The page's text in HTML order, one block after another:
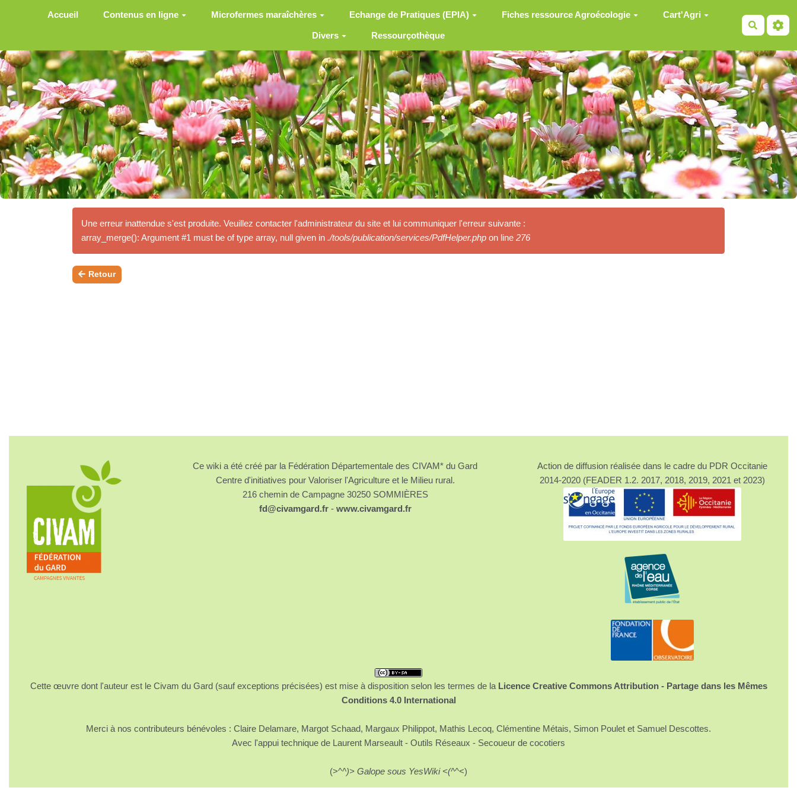
Aller au contenu principal
Accueil Contenus en ligne Microfermes maraîchères Echange de Pratiques (EPIA) Fiches ressource Agroécologie Cart'Agri
Divers Ressourçothèque
Une erreur inattendue s'est produite. Veuillez contacter l'administrateur du site et lui communiquer l'erreur suivante :
array_merge(): Argument #1 must be of type array, null given in ./tools/publication/services/PdfHelper.php on line 276
Retour
Ce wiki a été créé par la Fédération Départementale des CIVAM* du Gard
Centre d'initiatives pour Valoriser l'Agriculture et le Milieu rural.
216 chemin de Campagne 30250 SOMMIÈRES
fd@civamgard.fr- www.civamgard.fr
Action de diffusion réalisée dans le cadre du PDR Occitanie
2014-2020 (FEADER 1.2. 2017, 2018, 2019, 2021 et 2023)
Cette œuvre dont l'auteur est le Civam du Gard (sauf exceptions précisées) est mise à disposition selon les termes de la Licence Creative Commons Attribution - Partage dans les Mêmes
Conditions 4.0 International
Merci à nos contributeurs bénévoles : Claire Delamare, Margot Schaad, Margaux Philippot, Mathis Lecoq, Clémentine Métais, Simon Poulet et Samuel Descottes.
Avec l'appui technique de Laurent Marseault - Outils Réseaux - Secoueur de cocotiers
(>^^)> Galope sous YesWiki <(^^<)